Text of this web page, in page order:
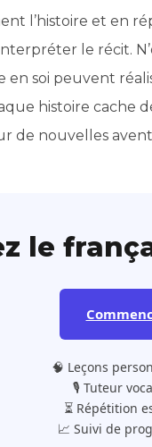
l’histoire et en
le récit.
en soi peuvent
histoire cache
de nouvelles
le
🧠 Leçons
🎙️ Tuteur
⏳ Répétition
📈 Suivi de